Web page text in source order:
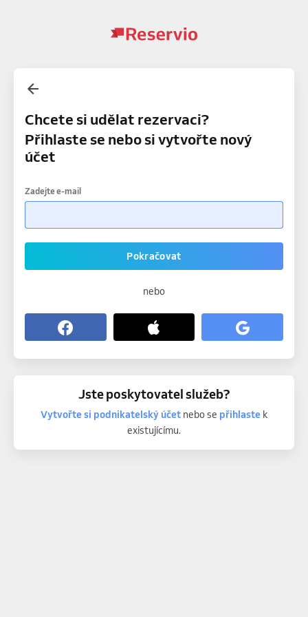
Chcete si udělat rezervaci?
Přihlaste se nebo si vytvořte nový
účet
Zadejte e-mail
Pokračovat
nebo
Jste poskytovatel služeb?
Vytvořte si podnikatelský účetnebo se přihlastek
existujícímu.